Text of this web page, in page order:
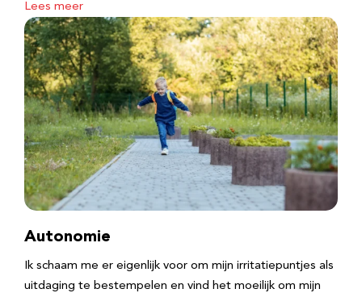
Lees meer
Autonomie
Ik schaam me er eigenlijk voor om mijn irritatiepuntjes als
uitdaging te bestempelen en vind het moeilijk om mijn